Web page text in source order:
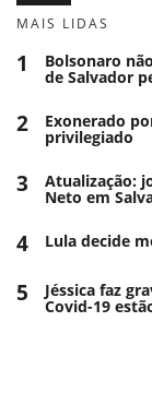
MAIS LIDAS
1 Bolsonaro
de Salvador
2 Exonerado
privilegiado
3 Atualização:
Neto em
4 Lula decide
5 Jéssica faz
Covid-19